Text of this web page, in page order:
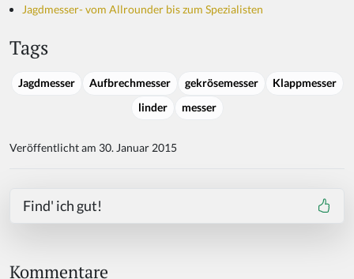
Jagdmesser- vom Allrounder bis zum Spezialisten
Tags
Jagdmesser Aufbrechmesser gekrösemesser
Klappmesser
linder
messer
Veröffentlicht am 30. Januar 2015
Find' ich gut!
Kommentare